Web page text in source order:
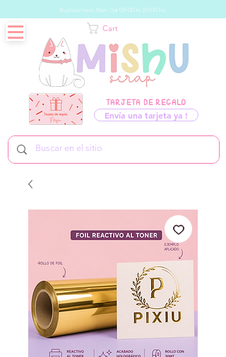
Business hours: Mon - Sat 09:00 to 20:00 hrs
TARJETA DE REGALO
Envía una tarjeta ya !
Cart